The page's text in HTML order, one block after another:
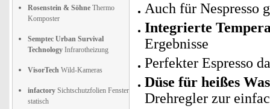
Rosenstein & Söhne Thermo
Komposter
Semptec Urban Survival
Technology Infrarotheizung
VisorTech Wild-Kameras
infactory Sichtschutzfolien Fenster
statisch
Auch für Nespresso
Integrierte
Ergebnisse
Perfekter Espresso
Düse für heißes
Drehregler zur